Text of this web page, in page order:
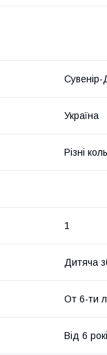
Сувенір-
Україна
Різні
1
Дитяча
От 6-ти
Від 6